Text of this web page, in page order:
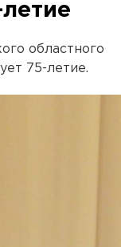
областного
75-летие.